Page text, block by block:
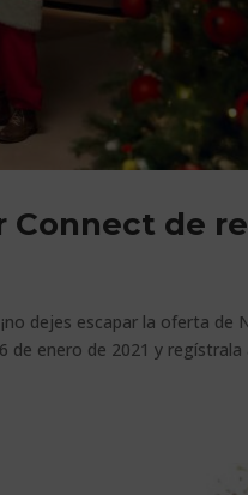
Connect de
dejes escapar la oferta de
enero de 2021 y